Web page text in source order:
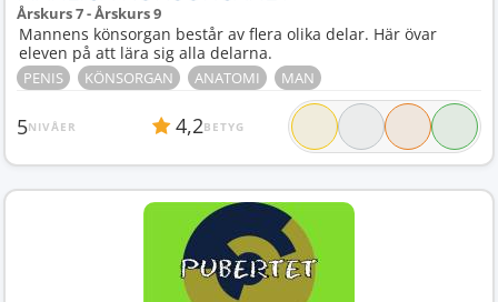
Årskurs 7 - Årskurs 9
Mannens könsorgan består av flera olika delar. Här övar
eleven på att lära sig alla delarna.
PENIS KÖNSORGAN ANATOMI MAN
5NIVÅER 4,2BETYG